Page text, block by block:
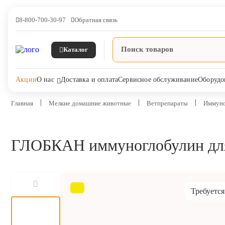
8-800-700-30-97 Обратная связь
Каталог
АкцииО нас Доставка и оплатаСервисное обслуживание
Ветпрепараты
Главная Мелкие домашние животные Ветпрепараты
ГЛОБКАН иммуноглобулин